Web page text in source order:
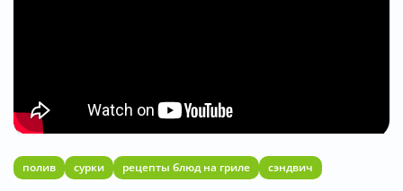
полив сурки рецепты блюд на гриле сэндвич